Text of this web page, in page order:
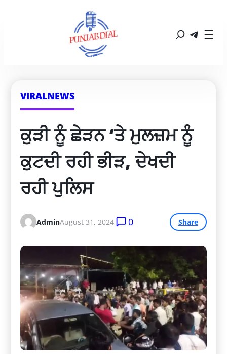
VIRALNEWS
ਕੁੜੀ ਨੂੰ ਛੇੜਨ ‘ਤੇ ਮੁਲਜ਼ਮ ਨੂੰ
ਕੁਟਦੀ ਰਹੀ ਭੀੜ, ਦੇਖਦੀ
ਰਹੀ ਪੁਲਿਸ
AdminAugust 31, 2024 0 Share